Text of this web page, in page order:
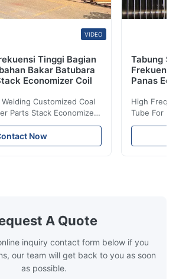
VIDEO
Tinggi Bagian
Bakar Batubara
Economizer Coil
Customized Coal
Parts Stack Economizer
Boiler Economizer is
device that helps to
operation by saving the
in the temperature
250°C, so there
Now
Tabung
Panas
High
Tube For
reduce the
A Quote
inquiry contact form below if you
our team will get back to you as soon
as possible.